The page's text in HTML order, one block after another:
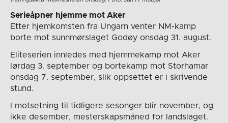
Serieåpner hjemme mot Aker
Etter hjemkomsten fra Ungarn venter NM-kamp
borte mot sunnmørslaget Godøy onsdag 31. august.
Eliteserien innledes med hjemmekamp mot Aker
lørdag 3. september og bortekamp mot Storhamar
onsdag 7. september, slik oppsettet er i skrivende
stund.
I motsetning til tidligere sesonger blir november, og
ikke desember, mesterskapsmåned for landslaget.